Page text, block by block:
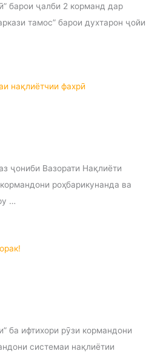
барои ҷалби 2 корманд дар
тамос” барои духтарон ҷойи
нақлиётчии фахрӣ
ҷониби Вазорати Нақлиёти
роҳбарикунанда ва
…
ба ифтихори рӯзи кормандони
системаи нақлиётии